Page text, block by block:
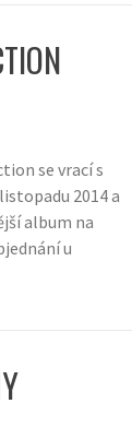
se vrací s
2014 a
album na
u